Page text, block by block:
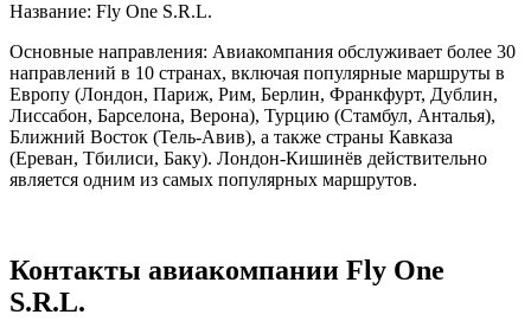
Название: Fly One S.R.L.
Основные направления: Авиакомпания обслуживает более 30
направлений в 10 странах, включая популярные маршруты в
Европу (Лондон, Париж, Рим, Берлин, Франкфурт, Дублин,
Лиссабон, Барселона, Верона), Турцию (Стамбул, Анталья),
Ближний Восток (Тель-Авив), а также страны Кавказа
(Ереван, Тбилиси, Баку). Лондон-Кишинёв действительно
является одним из самых популярных маршрутов.
Контакты авиакомпании Fly One
S.R.L.